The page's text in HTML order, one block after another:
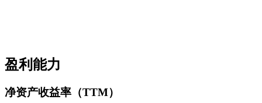
盈利能力
净资产收益率（TTM）